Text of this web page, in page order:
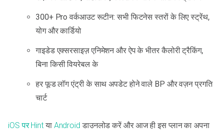
300+ Pro वर्कआउट रूटीन: सभी फिटनेस स्तरों के लिए स्ट्रेंथ,
योग और कार्डियो
गाइडेड एक्सरसाइज़ एनिमेशन और ऐप के भीतर कैलोरी ट्रैकिंग,
बिना किसी वियरेबल के
हर फूड लॉग एंट्री के साथ अपडेट होने वाले BP और वज़न प्रगति
चार्ट
iOS पर Hintया Android डाउनलोड करें और आज ही इस प्लान का अपना